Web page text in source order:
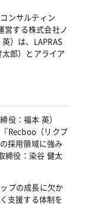
ンサルティン
営する株式会社ノ
）は、LAPRAS
郎）とアライア
役：福本 英）
Recboo（リクブ
採用領域に強み
締役：染谷 健太
プの成長に欠か
支援する体制を